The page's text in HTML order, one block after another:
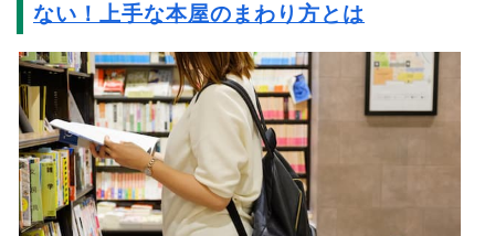
ない！上手な本屋のまわり方とは